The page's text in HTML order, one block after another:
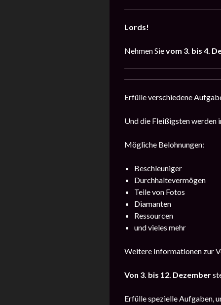
Lords!
Nehmen Sievom 3. bis 4.
Erfülle verschiedene
Und die Fleißigsten werden
Mögliche Belohnungen:
Beschleuniger
Durchhaltevermögen
Teile von Fotos
Diamanten
Ressourcen
und vieles mehr
Weitere Informationen zur
Von 3. bis 12. Dezember
Erfülle spezielle Aufgaben,